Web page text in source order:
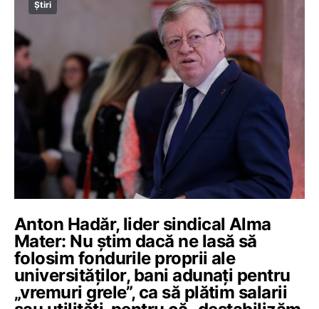
Știri
Anton Hadăr, lider sindical Alma
Mater: Nu știm dacă ne lasă să
folosim fondurile proprii ale
universităților, bani adunați pentru
„vremuri grele”, ca să plătim salarii